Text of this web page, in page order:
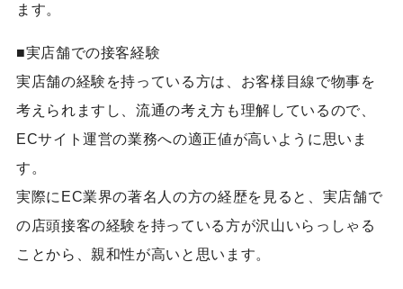
ます。
■実店舗での接客経験
実店舗の経験を持っている方は、お客様目線で物事を
考えられますし、流通の考え方も理解しているので、
ECサイト運営の業務への適正値が高いように思いま
す。
実際にEC業界の著名人の方の経歴を見ると、実店舗で
の店頭接客の経験を持っている方が沢山いらっしゃる
ことから、親和性が高いと思います。